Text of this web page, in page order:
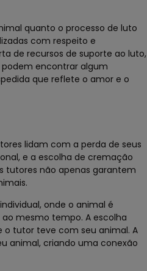
quanto o processo de luto
com respeito e
de recursos de suporte ao luto,
encontrar algum
que reflete o amor e o
lidam com a perda de seus
e a escolha de cremação
tutores não apenas garantem
onde o animal é
mesmo tempo. A escolha
o tutor teve com seu animal. A
animal, criando uma conexão